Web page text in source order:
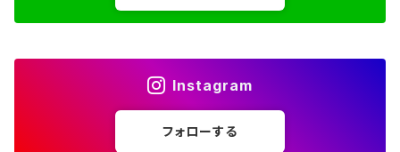
アメグリーン
Spheres スフィア
Freeforms フリーフォーム
Instagram
フォローする